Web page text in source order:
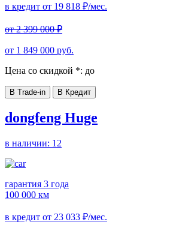
в кредит от 19 818 ₽/мес.
от2 399 000₽
от 1 849 000 руб.
Цена со скидкой *: до
В Trade-in В Кредит
dongfeng Huge
в наличии: 12
гарантия 3 года
100 000 км
в кредит от 23 033 ₽/мес.